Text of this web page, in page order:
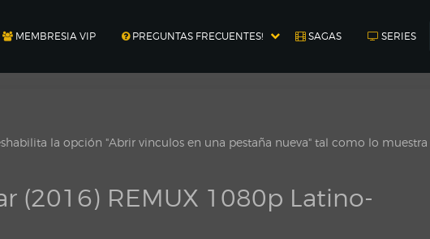
MEMBRESIA VIP PREGUNTAS FRECUENTES! SAGAS SERIES
la opción "Abrir vinculos en una pestaña nueva" tal como lo muestra
(2016) REMUX 1080p Latino-